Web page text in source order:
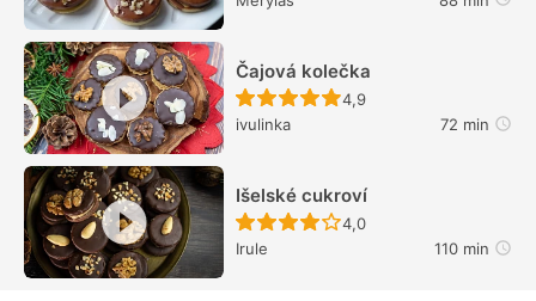
Čajová kolečka
Recept ještě nebyl
4,9
ivulinka
72 min
Išelské cukroví
Recept ještě nebyl
4,0
Irule
110 min